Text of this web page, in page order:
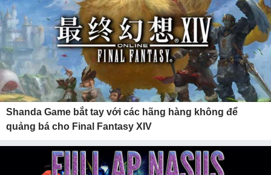
Shanda Game bắt tay với các hãng hàng không để
quảng bá cho Final Fantasy XIV